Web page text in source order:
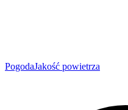
PogodaJakość powietrza